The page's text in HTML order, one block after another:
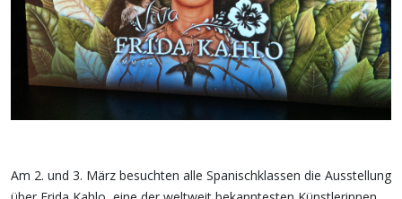
Am 2. und 3. März besuchten alle Spanischklassen die Ausstellung